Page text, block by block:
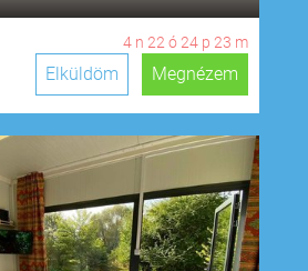
4 n 22 ó 24 p 22 m
Megnézem
Elküldöm